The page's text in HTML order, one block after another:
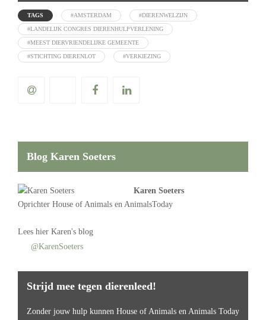
TAGS #AMSTERDAM #DIERENWELZIJN
#LANDELIJK CONGRES DIERENHULPVERLENING
#MEEST DIERVRIENDELIJKE GEMEENTE
#STICHTING DIERENLOT #VERKIEZING
Blog Karen Soeters
Karen Soeters
Oprichter House of Animals en AnimalsToday
Lees hier Karen's blog
@KarenSoeters
Strijd mee tegen dierenleed!
Zonder jouw hulp kunnen House of Animals en Animals Today